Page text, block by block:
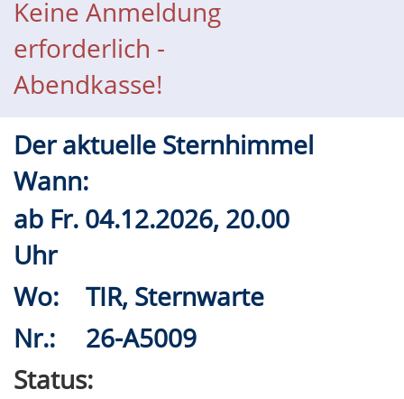
Keine Anmeldung
erforderlich -
Abendkasse!
Der aktuelle Sternhimmel
Wann:
ab Fr. 04.12.2026, 20.00
Uhr
Wo:
TIR, Sternwarte
Nr.:
26-A5009
Status: